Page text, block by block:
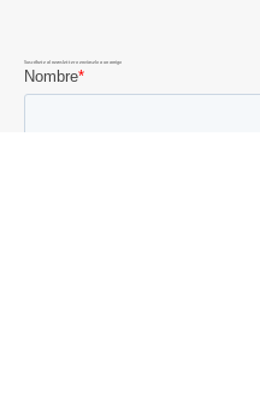
Suscríbete al newsletter o envíaselo a un amigo